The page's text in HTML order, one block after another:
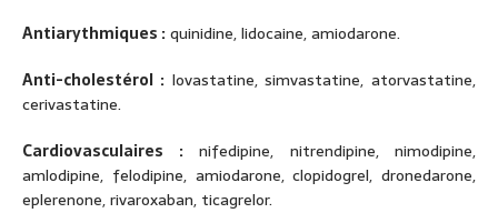
Antiarythmiques :quinidine, lidocaine, amiodarone.
Anti-cholestérol :lovastatine, simvastatine, atorvastatine,
cerivastatine.
Cardiovasculaires :nifedipine, nitrendipine, nimodipine,
amlodipine, felodipine, amiodarone, clopidogrel, dronedarone,
eplerenone, rivaroxaban, ticagrelor.